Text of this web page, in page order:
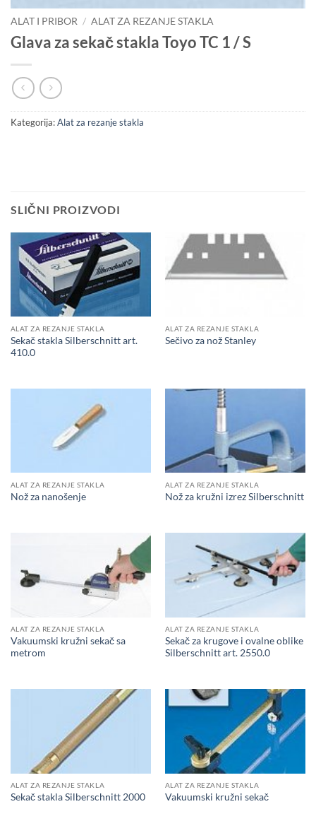
ALAT I PRIBOR / ALAT ZA REZANJE STAKLA
Glava za sekač stakla Toyo TC 1 / S
Kategorija:Alat za rezanje stakla
SLIČNI PROIZVODI
ALAT ZA REZANJE STAKLA
Sekač stakla Silberschnitt art.
410.0
ALAT ZA REZANJE STAKLA
Sečivo za nož Stanley
ALAT ZA REZANJE STAKLA
Nož za nanošenje
ALAT ZA REZANJE STAKLA
Nož za kružni izrez Silberschnitt
ALAT ZA REZANJE STAKLA
Vakuumski kružni sekač sa
metrom
ALAT ZA REZANJE STAKLA
Sekač za krugove i ovalne oblike
Silberschnitt art. 2550.0
ALAT ZA REZANJE STAKLA
Sekač stakla Silberschnitt 2000
ALAT ZA REZANJE STAKLA
Vakuumski kružni sekač